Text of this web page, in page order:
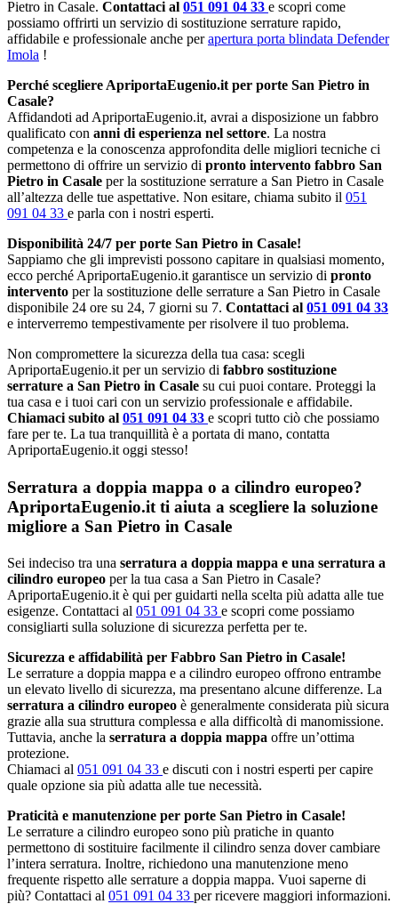
Pietro in Casale. Contattaci al 051 091 04 33 e scopri come
possiamo offrirti un servizio di sostituzione serrature rapido,
affidabile e professionale anche perapertura porta blindata Defender
Imola !
Perché scegliere ApriportaEugenio.it per porte San Pietro in
Casale?
Affidandoti ad ApriportaEugenio.it, avrai a disposizione un fabbro
qualificato con anni di esperienza nel settore. La nostra
competenza e la conoscenza approfondita delle migliori tecniche ci
permettono di offrire un servizio di pronto intervento fabbro San
Pietro in Casale per la sostituzione serrature a San Pietro in Casale
all’altezza delle tue aspettative. Non esitare, chiama subito il 051
091 04 33 e parla con i nostri esperti.
Disponibilità 24/7 per porte San Pietro in Casale!
Sappiamo che gli imprevisti possono capitare in qualsiasi momento,
ecco perché ApriportaEugenio.it garantisce un servizio di pronto
intervento per la sostituzione delle serrature a San Pietro in Casale
disponibile 24 ore su 24, 7 giorni su 7. Contattaci al 051 091 04 33
e interverremo tempestivamente per risolvere il tuo problema.
Non compromettere la sicurezza della tua casa: scegli
ApriportaEugenio.it per un servizio di fabbro sostituzione
serrature a San Pietro in Casale su cui puoi contare. Proteggi la
tua casa e i tuoi cari con un servizio professionale e affidabile.
Chiamaci subito al 051 091 04 33 e scopri tutto ciò che possiamo
fare per te. La tua tranquillità è a portata di mano, contatta
ApriportaEugenio.it oggi stesso!
Serratura a doppia mappa o a cilindro europeo?
ApriportaEugenio.it ti aiuta a scegliere la soluzione
migliore a San Pietro in Casale
Sei indeciso tra una serratura a doppia mappa e una serratura a
cilindro europeo per la tua casa a San Pietro in Casale?
ApriportaEugenio.it è qui per guidarti nella scelta più adatta alle tue
esigenze. Contattaci al 051 091 04 33 e scopri come possiamo
consigliarti sulla soluzione di sicurezza perfetta per te.
Sicurezza e affidabilità per Fabbro San Pietro in Casale!
Le serrature a doppia mappa e a cilindro europeo offrono entrambe
un elevato livello di sicurezza, ma presentano alcune differenze. La
serratura a cilindro europeo è generalmente considerata più sicura
grazie alla sua struttura complessa e alla difficoltà di manomissione.
Tuttavia, anche la serratura a doppia mappa offre un’ottima
protezione.
Chiamaci al 051 091 04 33 e discuti con i nostri esperti per capire
quale opzione sia più adatta alle tue necessità.
Praticità e manutenzione per porte San Pietro in Casale!
Le serrature a cilindro europeo sono più pratiche in quanto
permettono di sostituire facilmente il cilindro senza dover cambiare
l’intera serratura. Inoltre, richiedono una manutenzione meno
frequente rispetto alle serrature a doppia mappa. Vuoi saperne di
più? Contattaci al 051 091 04 33 per ricevere maggiori informazioni.